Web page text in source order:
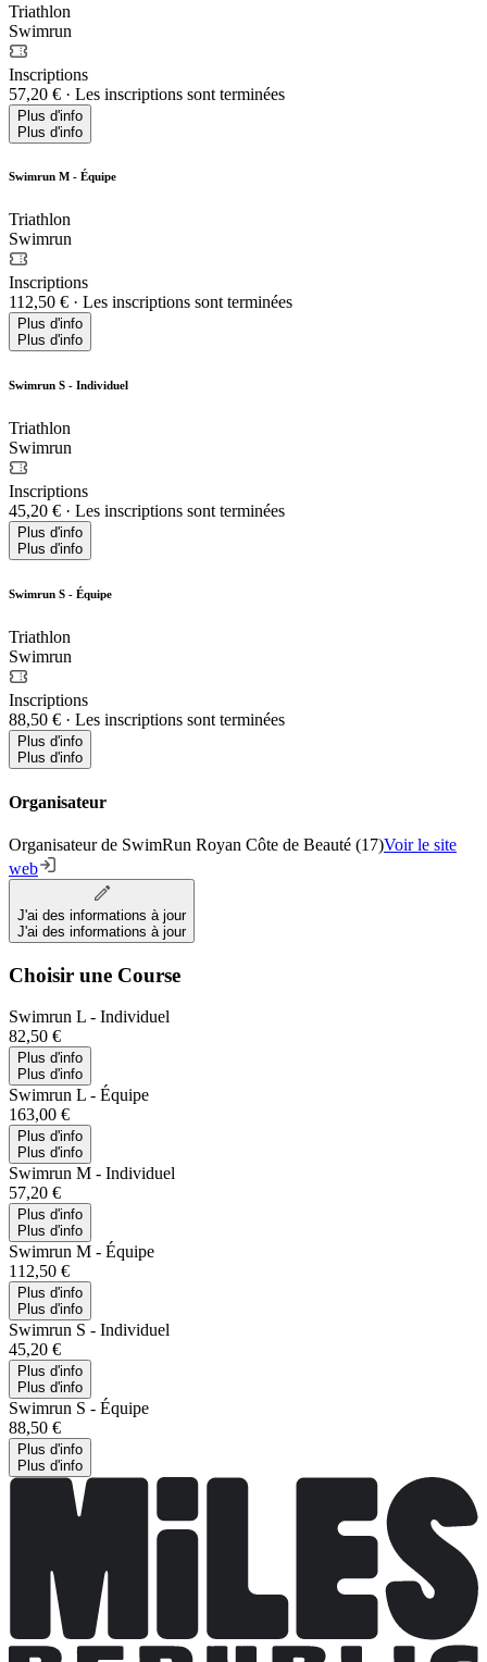
Triathlon
Swimrun
Inscriptions
57,20 € · Les inscriptions sont terminées
Plus d'info
Plus d'info
Swimrun M - Équipe
Triathlon
Swimrun
Inscriptions
112,50 € · Les inscriptions sont terminées
Plus d'info
Plus d'info
Swimrun S - Individuel
Triathlon
Swimrun
Inscriptions
45,20 € · Les inscriptions sont terminées
Plus d'info
Plus d'info
Swimrun S - Équipe
Triathlon
Swimrun
Inscriptions
88,50 € · Les inscriptions sont terminées
Plus d'info
Plus d'info
Organisateur
Organisateur de SwimRun Royan Côte de Beauté (17)Voir le site
web
J'ai des informations à jour
J'ai des informations à jour
Choisir une Course
Swimrun L - Individuel
82,50 €
Plus d'info
Plus d'info
Swimrun L - Équipe
163,00 €
Plus d'info
Plus d'info
Swimrun M - Individuel
57,20 €
Plus d'info
Plus d'info
Swimrun M - Équipe
112,50 €
Plus d'info
Plus d'info
Swimrun S - Individuel
45,20 €
Plus d'info
Plus d'info
Swimrun S - Équipe
88,50 €
Plus d'info
Plus d'info